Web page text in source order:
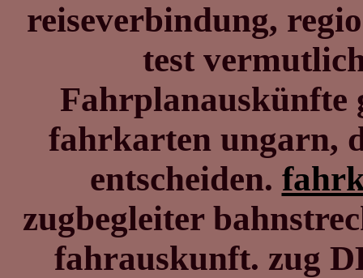
reiseverbindung,
test
Fahrplanauskünfte
fahrkarten ungarn,
entscheiden.
zugbegleiter
fahrauskunft. zug